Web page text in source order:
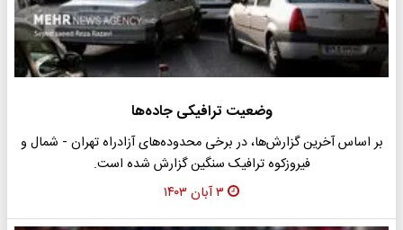
وضعیت ترافیکی جاده‌ها
بر اساس آخرین گزارش‌ها، در برخی محدوده‌های آزادراه تهران - شمال و
فیروزکوه ترافیک سنگین گزارش شده است.
۳ آبان ۱۴۰۳